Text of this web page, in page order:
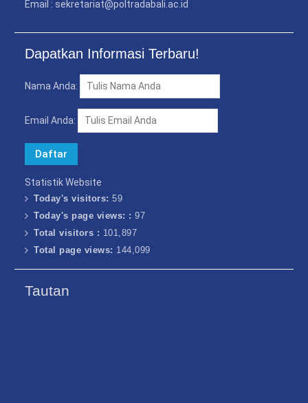
Email : sekretariat@poltradabali.ac.id
Dapatkan Informasi Terbaru!
Nama Anda:
Email Anda:
Statistik Website
Today's visitors:59
Today's page views: :97
Total visitors : 101,897
Total page views: 144,099
Tautan